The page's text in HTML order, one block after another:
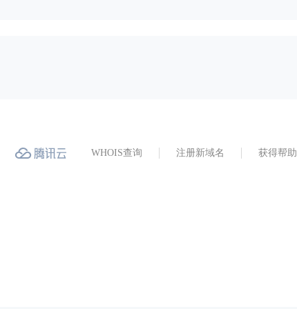
WHOIS查询 注册新域名 获得帮助